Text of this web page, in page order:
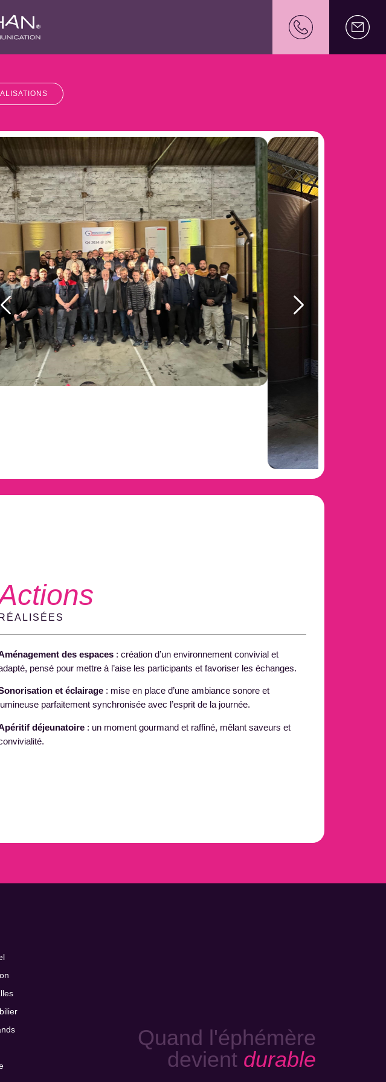
RÉALISÉES
des espaces : création d’un environnement convivial et
pensé pour mettre à l’aise les participants et favoriser les échanges.
et éclairage : mise en place d’une ambiance sonore et
parfaitement synchronisée avec l’esprit de la journée.
déjeunatoire : un moment gourmand et raffiné, mêlant saveurs et
Quand l'éphémère
devient durable